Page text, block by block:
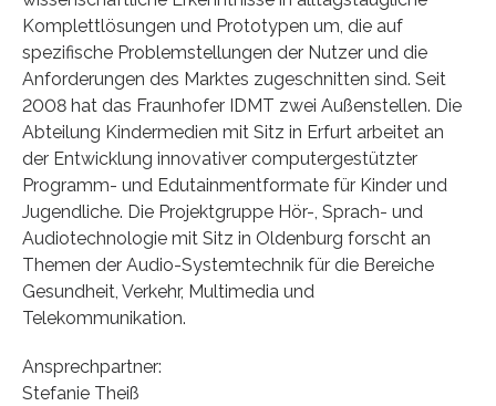
Komplettlösungen und Prototypen um, die auf
spezifische Problemstellungen der Nutzer und die
Anforderungen des Marktes zugeschnitten sind. Seit
2008 hat das Fraunhofer IDMT zwei Außenstellen. Die
Abteilung Kindermedien mit Sitz in Erfurt arbeitet an
der Entwicklung innovativer computergestützter
Programm- und Edutainmentformate für Kinder und
Jugendliche. Die Projektgruppe Hör-, Sprach- und
Audiotechnologie mit Sitz in Oldenburg forscht an
Themen der Audio-Systemtechnik für die Bereiche
Gesundheit, Verkehr, Multimedia und
Telekommunikation.
Ansprechpartner:
Stefanie Theiß